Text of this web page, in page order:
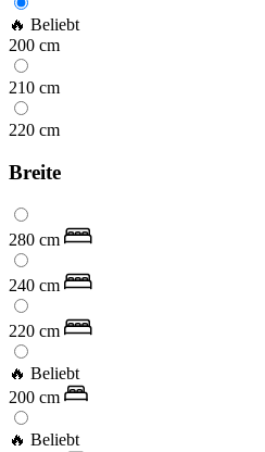
🔥 Beliebt
200 cm
210 cm
220 cm
Breite
280 cm
240 cm
220 cm
🔥 Beliebt
200 cm
🔥 Beliebt